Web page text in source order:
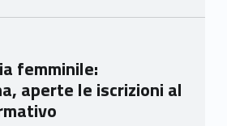
femminile:
aperte le iscrizioni al